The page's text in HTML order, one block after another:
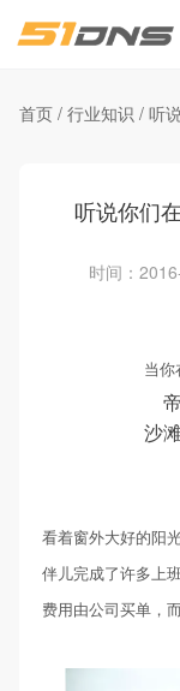
首页 / 行业知识 / 听
听说你们
时间：
当
沙
看着窗外大好的阳
伴儿完成了许多上
费用由公司买单，